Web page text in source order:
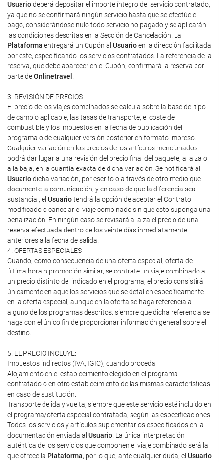
Usuariodeberá depositar el importe íntegro del servicio contratado,
ya que no se confirmará ningún servicio hasta que se efectúe el
pago, considerándose nulo todo servicio no pagado y se aplicarán
las condiciones descritas en la Sección de Cancelación. La
Plataforma entregará un Cupón al Usuarioen la dirección facilitada
por este, especificando los servicios contratados. La referencia de la
reserva, que debe aparecer en el Cupón, confirmará la reserva por
parte deOnlinetravel
3. REVISIÓN DE PRECIOS
El precio de los viajes combinados se calcula sobre la base del tipo
de cambio aplicable, las tasas de transporte, el coste del
combustible y los impuestos en la fecha de publicación del
programa o de cualquier versión posterior en formato impreso.
Cualquier variación en los precios de los artículos mencionados
podrá dar lugar a una revisión del precio final del paquete, al alza o
a la baja, en la cuantía exacta de dicha variación. Se notificará al
Usuariodicha variación, por escrito o a través de otro medio que
documente la comunicación, y en caso de que la diferencia sea
sustancial, el Usuariotendrá la opción de aceptar el Contrato
modificado o cancelar el viaje combinado sin que esto suponga una
penalización. En ningún caso se revisará al alza el precio de una
reserva efectuada dentro de los veinte días inmediatamente
anteriores a la fecha de salida.
4. OFERTAS ESPECIALES
Cuando, como consecuencia de una oferta especial, oferta de
última hora o promoción similar, se contrate un viaje combinado a
un precio distinto del indicado en el programa, el precio consistirá
únicamente en aquellos servicios que se detallen específicamente
en la oferta especial, aunque en la oferta se haga referencia a
alguno de los programas descritos, siempre que dicha referencia se
haga con el único fin de proporcionar información general sobre el
destino.
5. EL PRECIO INCLUYE:
Impuestos indirectos (IVA, IGIC), cuando proceda
Alojamiento en el establecimiento elegido en el programa
contratado o en otro establecimiento de las mismas características
en caso de sustitución.
Transporte de ida y vuelta, siempre que este servicio esté incluido en
el programa/oferta especial contratada, según las especificaciones
Todos los servicios y artículos suplementarios especificados en la
documentación enviada al Usuario . La única interpretación
auténtica de los servicios que componen el viaje combinado será la
que ofrece la Plataforma, por lo que, ante cualquier duda, el Usuario